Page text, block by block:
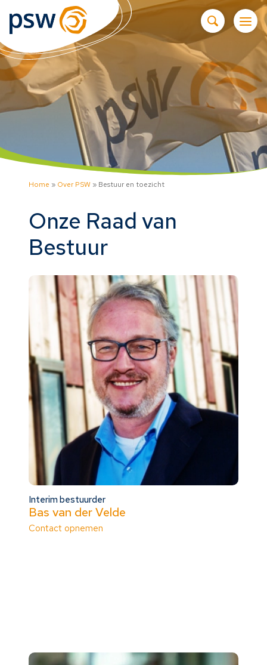
Home » Over PSW » Bestuur en toezicht
Onze Raad van
Bestuur
Interim bestuurder
Bas van der Velde
Contact opnemen